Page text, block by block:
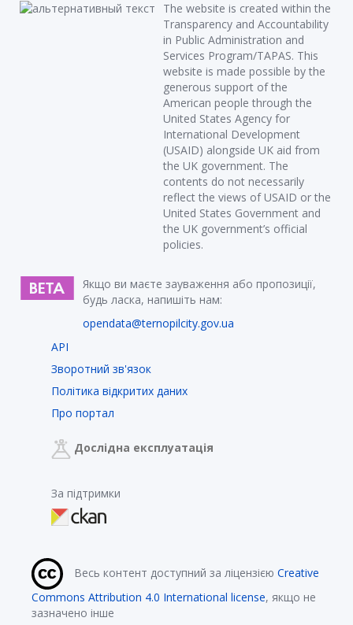
The website is created within the
Transparency and Accountability
in Public Administration and
Services Program/TAPAS. This
website is made possible by the
generous support of the
American people through the
United States Agency for
International Development
(USAID) alongside UK aid from
the UK government. The
contents do not necessarily
reflect the views of USAID or the
United States Government and
the UK government’s official
policies.
Якщо ви маєте зауваження або пропозиції,
будь ласка, напишіть нам:
opendata@ternopilcity.gov.ua
API
Зворотний зв'язок
Політика відкритих даних
Про портал
Дослідна експлуатація
За підтримки
Весь контент доступний за ліцензією Creative
Commons Attribution 4.0 International license, якщо не
зазначено інше